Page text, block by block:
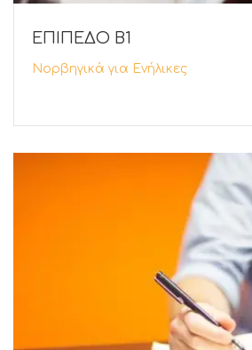
ΕΠΙΠΕΔΟ Β1
Νορβηγικά για Ενήλικες